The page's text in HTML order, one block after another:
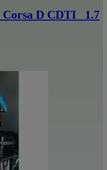
Corsa D CDTI _1.7